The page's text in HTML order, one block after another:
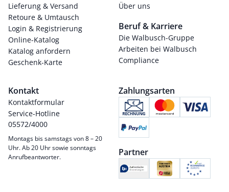
Lieferung & Versand
Retoure & Umtausch
Login & Registrierung
Online-Katalog
Katalog anfordern
Geschenk-Karte
Über uns
Beruf & Karriere
Die Walbusch-Gruppe
Arbeiten bei Walbusch
Compliance
Kontakt
Kontaktformular
Service-Hotline
05572/4000
Montags bis samstags von 8 – 20
Uhr. Ab 20 Uhr sowie sonntags
Anrufbeantworter.
Zahlungsarten
Partner